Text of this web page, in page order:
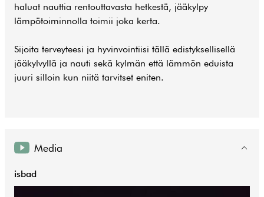
haluat nauttia rentouttavasta hetkestä, jääkylpy
lämpötoiminnolla toimii joka kerta.
Sijoita terveyteesi ja hyvinvointiisi tällä edistyksellisellä
jääkylvyllä ja nauti sekä kylmän että lämmön eduista
juuri silloin kun niitä tarvitset eniten.
Media
isbad